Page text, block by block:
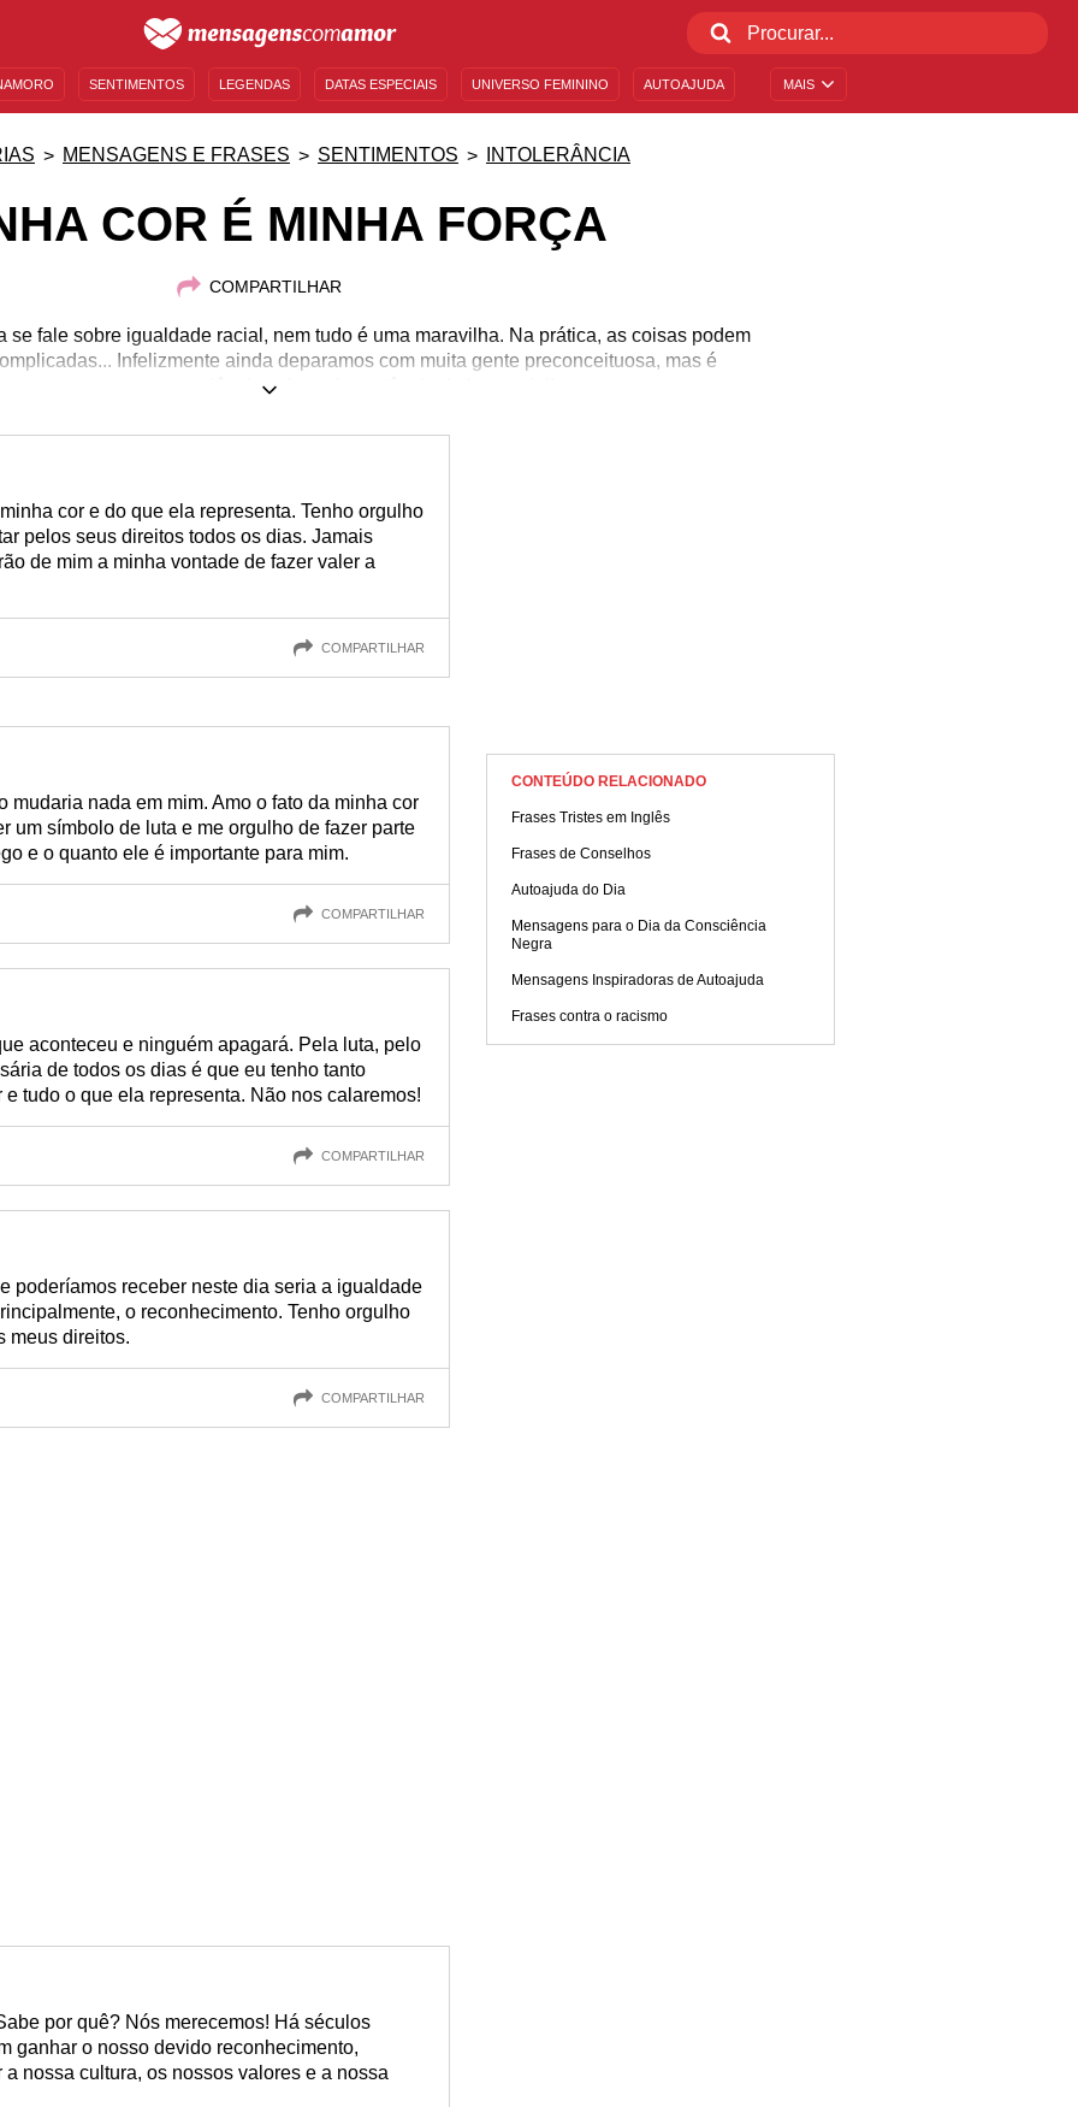
MAIS
SENTIMENTOS LEGENDAS DATAS ESPECIAIS UNIVERSO FEMININO AUTOAJUDA
MENSAGENS E FRASES SENTIMENTOS INTOLERÂNCIA
COR É MINHA FORÇA
COMPARTILHAR
se fale sobre igualdade racial, nem tudo é uma maravilha. Na prática, as coisas podem
Infelizmente ainda deparamos com muita gente preconceituosa, mas é
manter a consciência sobre a importância da luta racial!
cor e do que ela representa. Tenho orgulho
pelos seus direitos todos os dias. Jamais
de mim a minha vontade de fazer valer a
COMPARTILHAR
mudaria nada em mim. Amo o fato da minha cor
um símbolo de luta e me orgulho de fazer parte
e o quanto ele é importante para mim.
COMPARTILHAR
aconteceu e ninguém apagará. Pela luta, pelo
de todos os dias é que eu tenho tanto
tudo o que ela representa. Não nos calaremos!
COMPARTILHAR
poderíamos receber neste dia seria a igualdade
o reconhecimento. Tenho orgulho
meus direitos.
COMPARTILHAR
por quê? Nós merecemos! Há séculos
ganhar o nosso devido reconhecimento,
nossa cultura, os nossos valores e a nossa
CONTEÚDO RELACIONADO
Frases Tristes em Inglês
Frases de Conselhos
Autoajuda do Dia
Mensagens para o Dia da Consciência
Negra
Mensagens Inspiradoras de Autoajuda
Frases contra o racismo